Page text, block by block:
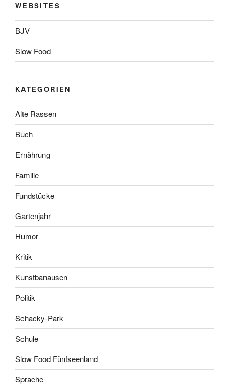
WEBSITES
BJV
Slow Food
KATEGORIEN
Alte Rassen
Buch
Ernährung
Familie
Fundstücke
Gartenjahr
Humor
Kritik
Kunstbanausen
Politik
Schacky-Park
Schule
Slow Food Fünfseenland
Sprache